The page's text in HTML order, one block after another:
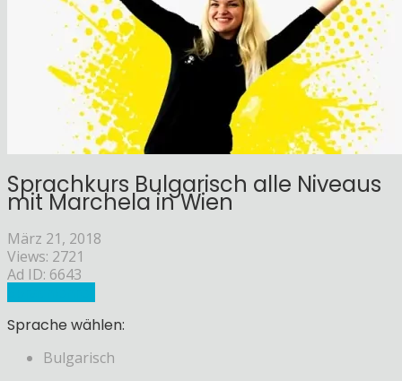
Sprachkurs Bulgarisch alle Niveaus
mit Marchela in Wien
März 21, 2018
Views: 2721
Ad ID: 6643
Sprache wählen:
Bulgarisch